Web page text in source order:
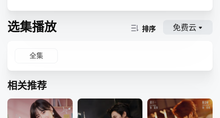
选集播放 排序 免费云
全集
相关推荐